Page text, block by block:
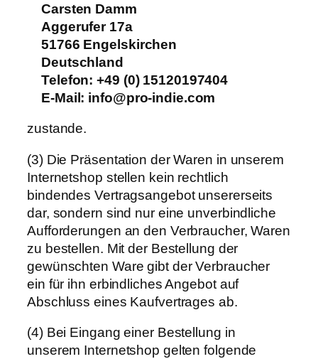
Carsten Damm
Aggerufer 17a
51766 Engelskirchen
Deutschland
Telefon: +49 (0) 15120197404
E-Mail: info@pro-indie.com
zustande.
(3) Die Präsentation der Waren in unserem
Internetshop stellen kein rechtlich
bindendes Vertragsangebot unsererseits
dar, sondern sind nur eine unverbindliche
Aufforderungen an den Verbraucher, Waren
zu bestellen. Mit der Bestellung der
gewünschten Ware gibt der Verbraucher
ein für ihn erbindliches Angebot auf
Abschluss eines Kaufvertrages ab.
(4) Bei Eingang einer Bestellung in
unserem Internetshop gelten folgende